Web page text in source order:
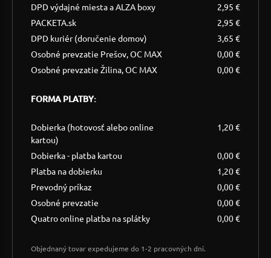
DPD výdajné miesta a ALZA boxy
2,95 €
PACKETA.sk
2,95 €
DPD kuriér (doručenie domov)
3,65 €
Osobné prevzatie Prešov, OC MAX
0,00 €
Osobné prevzatie Žilina, OC MAX
0,00 €
FORMA PLATBY:
Dobierka (hotovosť alebo online
kartou)
1,20 €
Dobierka - platba kartou
0,00 €
Platba na dobierku
1,20 €
Prevodný príkaz
0,00 €
Osobné prevzatie
0,00 €
Quatro online platba na splátky
0,00 €
Objednaný tovar expedujeme do 1-2 pracovných dní.